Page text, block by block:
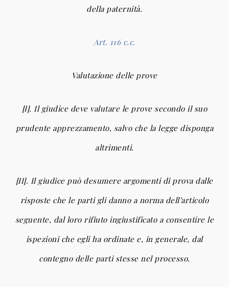
della paternità.
Art. 116 c.c.
Valutazione delle prove
[I]. Il giudice deve valutare le prove secondo il suo
prudente apprezzamento, salvo che la legge disponga
altrimenti.
[II]. Il giudice può desumere argomenti di prova dalle
risposte che le parti gli danno a norma dell’articolo
seguente, dal loro rifiuto ingiustificato a consentire le
ispezioni che egli ha ordinate e, in generale, dal
contegno delle parti stesse nel processo.